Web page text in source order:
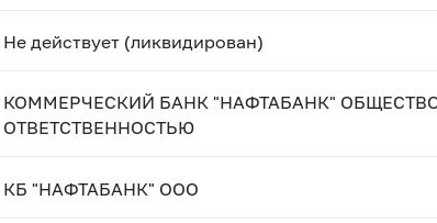
Не действует (ликвидирован)
КОММЕРЧЕСКИЙ БАНК "НАФТАБАНК"
ОТВЕТСТВЕННОСТЬЮ
КБ "НАФТАБАНК" ООО